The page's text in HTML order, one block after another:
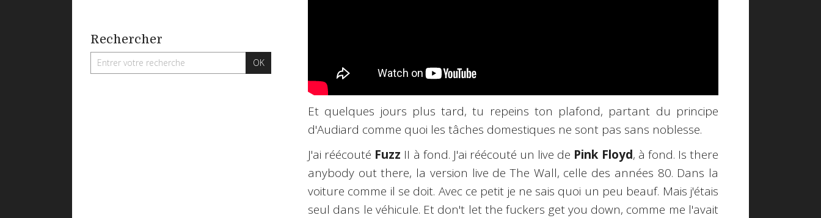
Rechercher
Et quelques jours plus tard, tu repeins ton plafond, partant du principe
d'Audiard comme quoi les tâches domestiques ne sont pas sans noblesse.
J'ai réécouté Fuzz II à fond. J'ai réécouté un live de Pink Floyd, à fond. Is there
anybody out there, la version live de The Wall, celle des années 80. Dans la
voiture comme il se doit. Avec ce petit je ne sais quoi un peu beauf. Mais j'étais
seul dans le véhicule. Et don't let the fuckers get you down, comme me l'avait